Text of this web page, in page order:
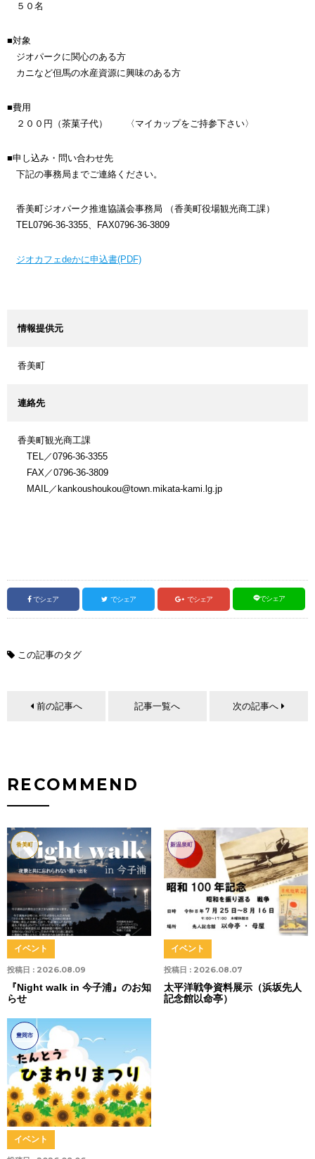
５０名
■対象
ジオパークに関心のある方
カニなど但馬の水産資源に興味のある方
■費用
２００円（茶菓子代） 〈マイカップをご持参下さい〉
■申し込み・問い合わせ先
下記の事務局までご連絡ください。
香美町ジオパーク推進協議会事務局 （香美町役場観光商工課）
TEL0796-36-3355、FAX0796-36-3809
ジオカフェdeかに申込書(PDF)
情報提供元
香美町
連絡先
香美町観光商工課
TEL／0796-36-3355
FAX／0796-36-3809
MAIL／kankoushoukou@town.mikata-kami.lg.jp
でシェア でシェア でシェア でシェア
この記事のタグ
前の記事へ 記事一覧へ 次の記事へ
RECOMMEND
香美町
投稿日 : 2026.08.09
イベント
『Night walk in 今子浦』のお知
らせ
新温泉町
投稿日 : 2026.08.07
イベント
太平洋戦争資料展示（浜坂先人
記念館以命亭）
豊岡市
イベント